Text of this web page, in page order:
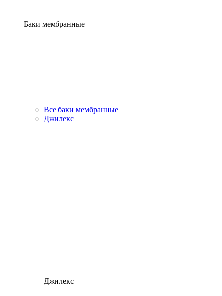
Баки мембранные
Все баки мембранные
Джилекс
Джилекс